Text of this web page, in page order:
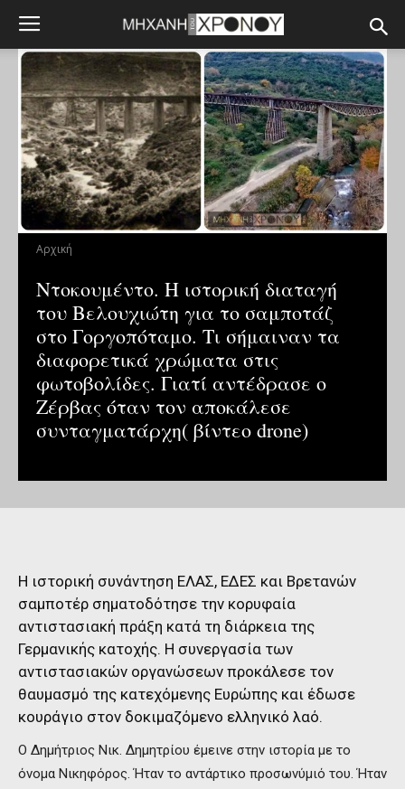
Αρχική
Ντοκουμέντο. Η ιστορική διαταγή
του Βελουχιώτη για το σαμποτάζ
στo Γοργοπόταμο. Τι σήμαιναν τα
διαφορετικά χρώματα στις
φωτοβολίδες. Γιατί αντέδρασε ο
Ζέρβας όταν τον αποκάλεσε
συνταγματάρχη( βίντεο drone)
Η ιστορική συνάντηση ΕΛΑΣ, ΕΔΕΣ και Βρετανών
σαμποτέρ σηματοδότησε την κορυφαία
αντιστασιακή πράξη κατά τη διάρκεια της
Γερμανικής κατοχής. Η συνεργασία των
αντιστασιακών οργανώσεων προκάλεσε τον
θαυμασμό της κατεχόμενης Ευρώπης και έδωσε
κουράγιο στον δοκιμαζόμενο ελληνικό λαό.
Ο Δημήτριος Νικ. Δημητρίου έμεινε στην ιστορία με το
όνομα Νικηφόρος. Ήταν το αντάρτικο προσωνύμιό του. Ήταν